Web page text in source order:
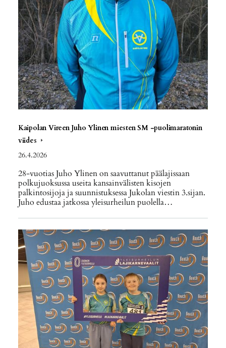
Kaipolan Vireen Juho Ylinen miesten SM -puolimaratonin
viides
26.4.2026
28-vuotias Juho Ylinen on saavuttanut päälajissaan
polkujuoksussa useita kansainvälisten kisojen
palkintosijoja ja suunnistuksessa Jukolan viestin 3.sijan.
Juho edustaa jatkossa yleisurheilun puolella…